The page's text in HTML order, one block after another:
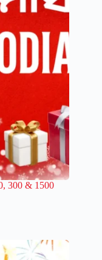
300 & 1500